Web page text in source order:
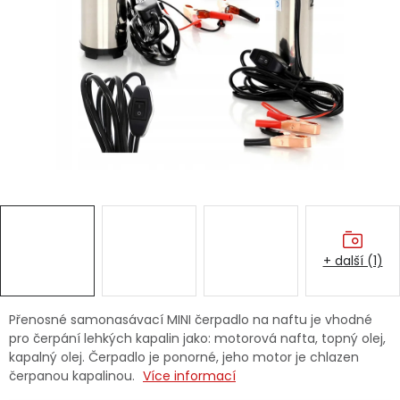
Dětská hřiště
Autodoplňky
Vánoce
Značky
Přenosné samonasávací MINI čerpadlo na naftu je vhodné
pro čerpání lehkých kapalin jako: motorová nafta, topný olej,
kapalný olej. Čerpadlo je ponorné, jeho motor je chlazen
čerpanou kapalinou. Více informací
+ další (1)